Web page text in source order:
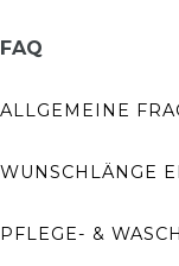
FAQ
ALLGEMEINE
WUNSCHLÄNGE
PFLEGE- &